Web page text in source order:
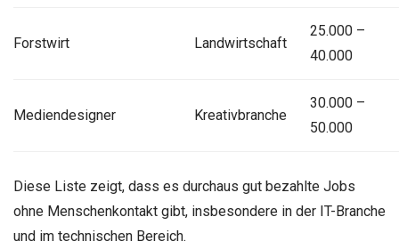
Forstwirt Landwirtschaft
25.000 –
40.000
Mediendesigner Kreativbranche
30.000 –
50.000
Diese Liste zeigt, dass es durchaus gut bezahlte Jobs
ohne Menschenkontakt gibt, insbesondere in der IT-Branche
und im technischen Bereich.